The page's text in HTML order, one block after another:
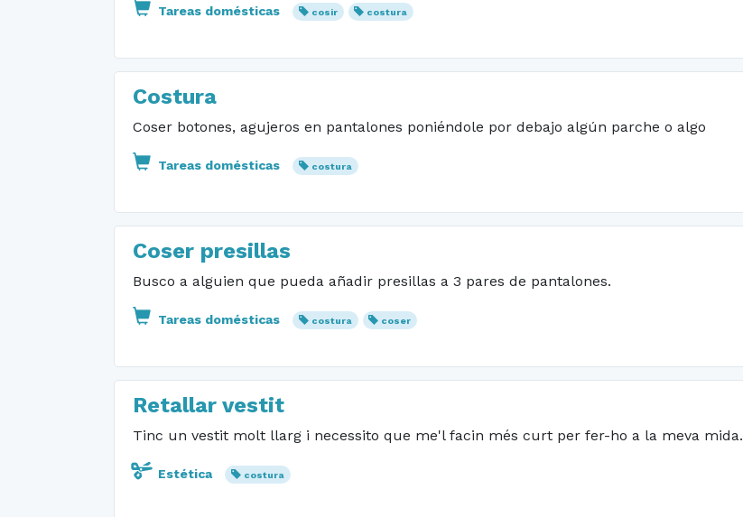
Tareas domésticas cosir costura
Costura
Coser botones, agujeros en pantalones poniéndole por debajo algún parche o algo
Tareas domésticas costura
Coser presillas
Busco a alguien que pueda añadir presillas a 3 pares de pantalones.
Tareas domésticas costura coser
Retallar vestit
Tinc un vestit molt llarg i necessito que me'l facin més curt per fer-ho a la meva mida.
Estética costura